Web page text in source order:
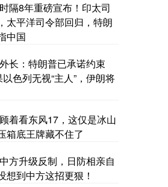
隔8年重磅宣布！印太司
太平洋司令部回归，特朗
中国
长：特朗普已承诺约束
以色列无视“主人”，伊朗将
着看东风17，这仅是冰山
箱底王牌藏不住了
方升级反制，日防相亲自
想到中方这招更狠！